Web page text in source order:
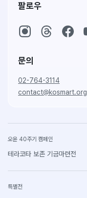
팔로우
문의
02-764-3114
contact@kosmart.org
오윤 40주기 캠페인
테라코타 보존 기금마련전
특별전